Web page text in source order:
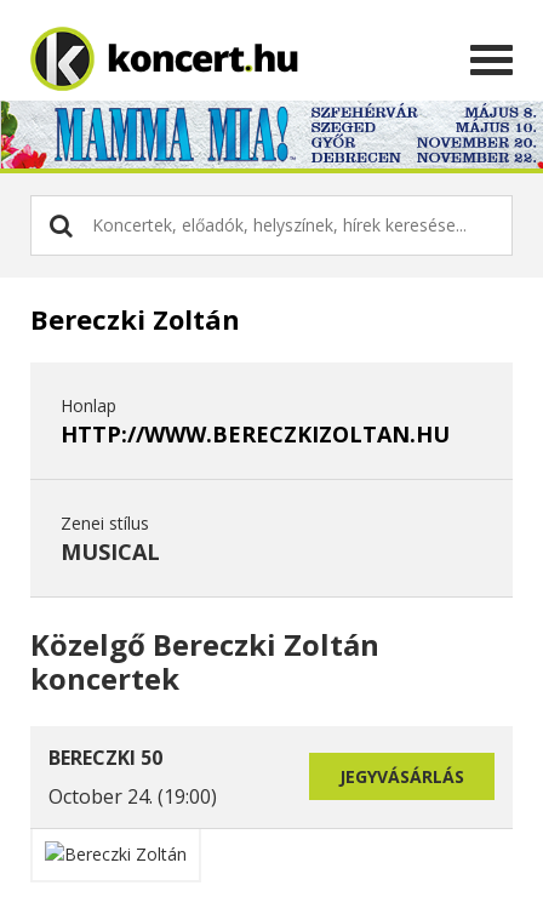
Bereczki Zoltán
Honlap
HTTP://WWW.BERECZKIZOLTAN.HU
Zenei stílus
MUSICAL
Közelgő Bereczki Zoltán
koncertek
BERECZKI 50
October 24. (19:00)
JEGYVÁSÁRLÁS